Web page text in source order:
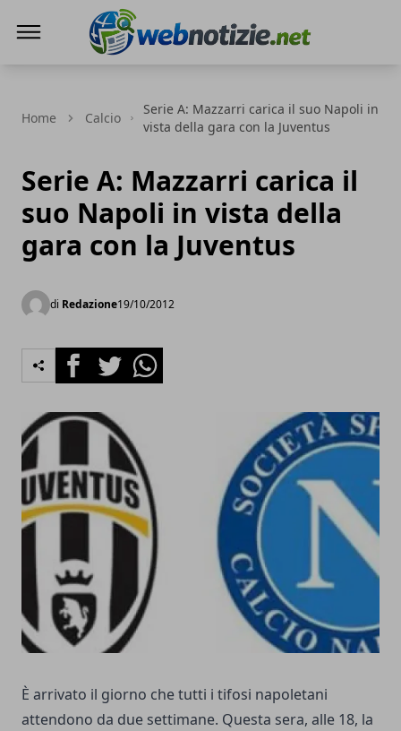
Home Calcio
Serie A: Mazzarri carica il suo Napoli in
vista della gara con la Juventus
Serie A: Mazzarri carica il
suo Napoli in vista della
gara con la Juventus
di Redazione19/10/2012
FacebookTwitterWhatsapp
È arrivato il giorno che tutti i tifosi napoletani
attendono da due settimane. Questa sera, alle 18, la